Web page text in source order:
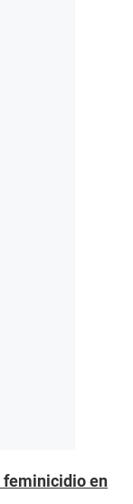
feminicidio en